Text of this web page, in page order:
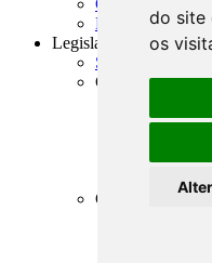
do site
os
Contabilidade
Ramificações
Legislação
Sumário da
Constituição
CF -
EC -
LC - Leis
LC - Leis
ADCT -
Códigos